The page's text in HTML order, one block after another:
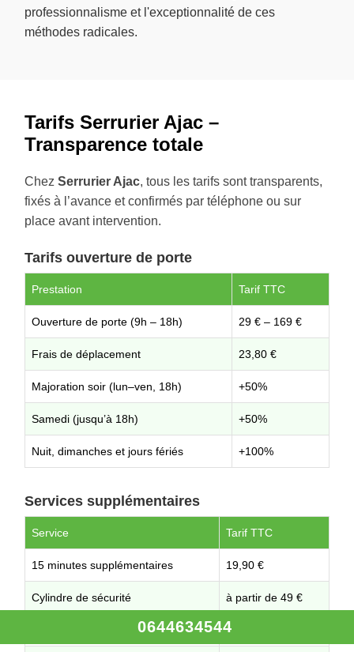
professionnalisme et l'exceptionnalité de ces
méthodes radicales.
Tarifs Serrurier Ajac –
Transparence totale
Chez Serrurier Ajac, tous les tarifs sont transparents,
fixés à l’avance et confirmés par téléphone ou sur
place avant intervention.
Tarifs ouverture de porte
Prestation Tarif TTC
Ouverture de porte (9h – 18h) 29 € – 169 €
Frais de déplacement 23,80 €
Majoration soir (lun–ven, 18h) +50%
Samedi (jusqu’à 18h) +50%
Nuit, dimanches et jours fériés +100%
Services supplémentaires
Service Tarif TTC
15 minutes supplémentaires 19,90 €
Cylindre de sécurité à partir de 49 €
Plaque de sécurité (blindage) à partir de 79 €
0644634544